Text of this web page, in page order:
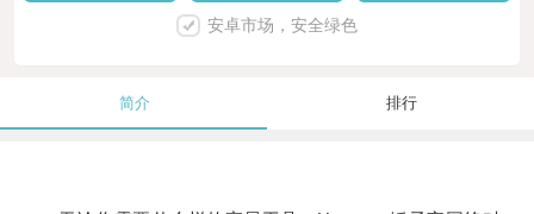
安卓市场，安全绿色
简介 排行